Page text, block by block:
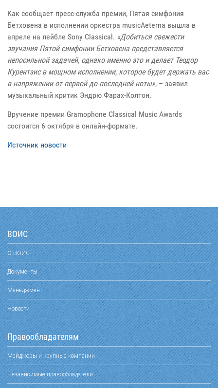
Как сообщает пресс-служба премии, Пятая симфония
Бетховена в исполнении оркестра musicAeterna вышла в
апреле на лейбле Sony Classical. «Добиться свежести
звучания Пятой симфонии Бетховена представляется
непосильной задачей, однако именно это и делает Теодор
Курентзис в мощном исполнении, которое будет держать вас
в напряжении от первой до последней ноты», – заявил
музыкальный критик Эндрю Фарах-Колтон.
Вручение премии Gramophone Classical Music Awards
состоится 6 октября в онлайн-формате.
Источник новости
ВОИС
О ВОИС
Документы
Менеджмент
Новости
Правообладателям
Мейджоры и крупные компании
Независимые правообладатели